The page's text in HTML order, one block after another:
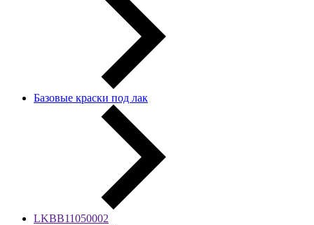
Базовые краски под лак
LKBB11050002